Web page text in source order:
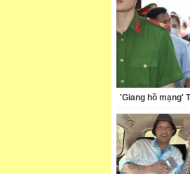
'Giang hồ mạng'